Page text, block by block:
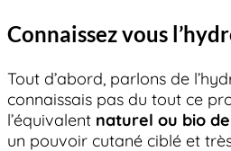
Connaissez vous
Tout d’abord, parlons de
connaissais pas du tout ce
l’équivalent naturel ou bio
un pouvoir cutané ciblé et